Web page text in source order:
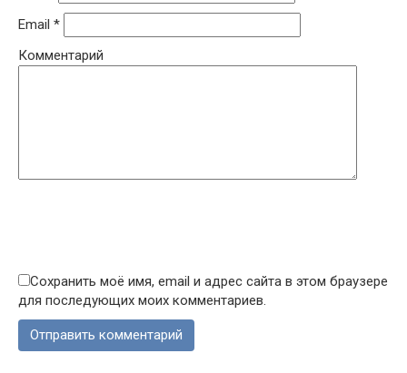
Email *
Комментарий
Сохранить моё имя, email и адрес сайта в этом браузере
для последующих моих комментариев.